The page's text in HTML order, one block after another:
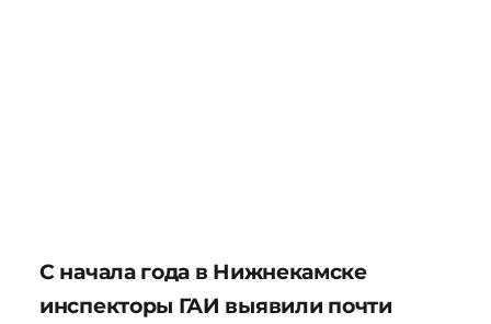
С начала года в Нижнекамске
инспекторы ГАИ выявили почти